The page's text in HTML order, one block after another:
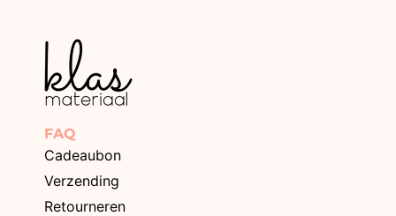
FAQ
Cadeaubon
Verzending
Retourneren